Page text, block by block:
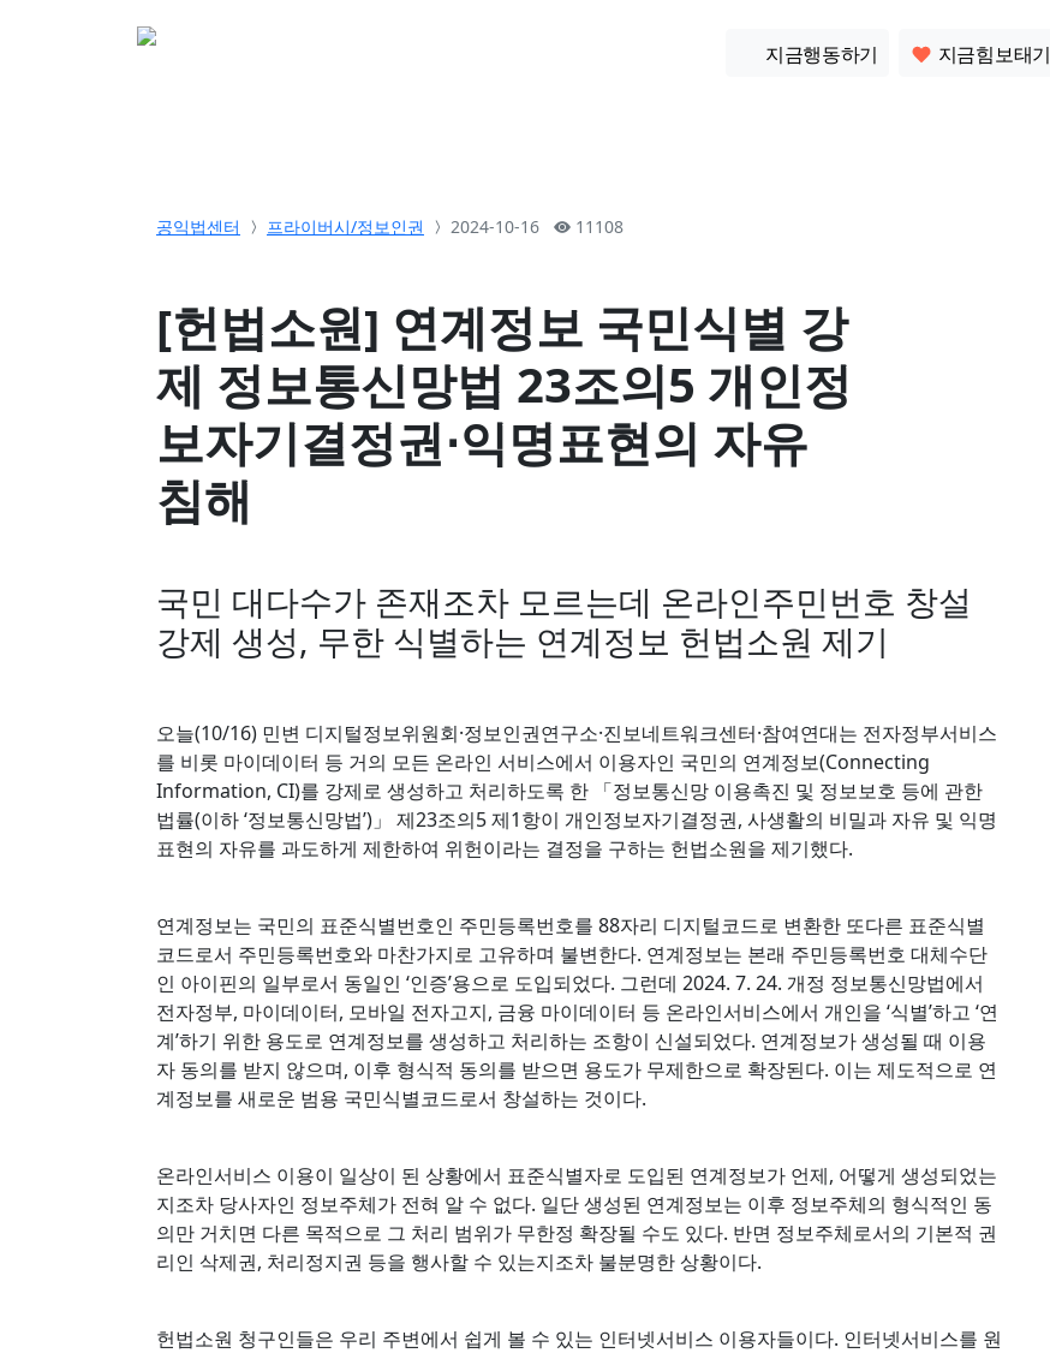
지금행동하기 지금힘보태기
공익법센터 프라이버시/정보인권 2024-10-16 11108
[헌법소원] 연계정보 국민식별 강
제 정보통신망법 23조의5 개인정
보자기결정권⋅익명표현의 자유
침해
국민 대다수가 존재조차 모르는데 온라인주민번호 창설
강제 생성, 무한 식별하는 연계정보 헌법소원 제기
오늘(10/16) 민변 디지털정보위원회·정보인권연구소·진보네트워크센터·참여연대는 전자정부서비스
를 비롯 마이데이터 등 거의 모든 온라인 서비스에서 이용자인 국민의 연계정보(Connecting
Information, CI)를 강제로 생성하고 처리하도록 한 「정보통신망 이용촉진 및 정보보호 등에 관한
법률(이하 ‘정보통신망법’)」 제23조의5 제1항이 개인정보자기결정권, 사생활의 비밀과 자유 및 익명
표현의 자유를 과도하게 제한하여 위헌이라는 결정을 구하는 헌법소원을 제기했다.
연계정보는 국민의 표준식별번호인 주민등록번호를 88자리 디지털코드로 변환한 또다른 표준식별
코드로서 주민등록번호와 마찬가지로 고유하며 불변한다. 연계정보는 본래 주민등록번호 대체수단
인 아이핀의 일부로서 동일인 ‘인증’용으로 도입되었다. 그런데 2024. 7. 24. 개정 정보통신망법에서
전자정부, 마이데이터, 모바일 전자고지, 금융 마이데이터 등 온라인서비스에서 개인을 ‘식별’하고 ‘연
계’하기 위한 용도로 연계정보를 생성하고 처리하는 조항이 신설되었다. 연계정보가 생성될 때 이용
자 동의를 받지 않으며, 이후 형식적 동의를 받으면 용도가 무제한으로 확장된다. 이는 제도적으로 연
계정보를 새로운 범용 국민식별코드로서 창설하는 것이다.
온라인서비스 이용이 일상이 된 상황에서 표준식별자로 도입된 연계정보가 언제, 어떻게 생성되었는
지조차 당사자인 정보주체가 전혀 알 수 없다. 일단 생성된 연계정보는 이후 정보주체의 형식적인 동
의만 거치면 다른 목적으로 그 처리 범위가 무한정 확장될 수도 있다. 반면 정보주체로서의 기본적 권
리인 삭제권, 처리정지권 등을 행사할 수 있는지조차 불분명한 상황이다.
헌법소원 청구인들은 우리 주변에서 쉽게 볼 수 있는 인터넷서비스 이용자들이다. 인터넷서비스를 원